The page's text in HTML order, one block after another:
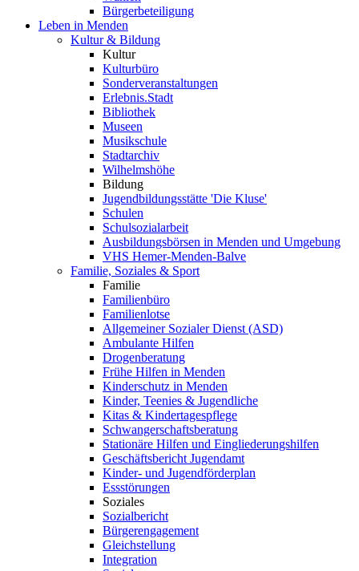
Bürgerbeteiligung
Leben in Menden
Kultur & Bildung
Kultur
Kulturbüro
Sonderveranstaltungen
Erlebnis.Stadt
Bibliothek
Museen
Musikschule
Stadtarchiv
Wilhelmshöhe
Bildung
Jugendbildungsstätte 'Die Kluse'
Schulen
Schulsozialarbeit
Ausbildungsbörsen in Menden und Umgebung
VHS Hemer-Menden-Balve
Familie, Soziales & Sport
Familie
Familienbüro
Familienlotse
Allgemeiner Sozialer Dienst (ASD)
Ambulante Hilfen
Drogenberatung
Frühe Hilfen in Menden
Kinderschutz in Menden
Kinder, Teenies & Jugendliche
Kitas & Kindertagespflege
Schwangerschaftsberatung
Stationäre Hilfen und Eingliederungshilfen
Geschäftsbericht Jugendamt
Kinder- und Jugendförderplan
Essstörungen
Soziales
Sozialbericht
Bürgerengagement
Gleichstellung
Integration